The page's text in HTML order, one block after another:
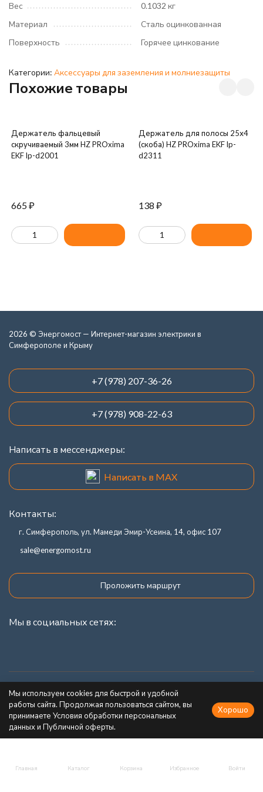
Вес
0.1032 кг
Материал
Сталь оцинкованная
Поверхность
Горячее цинкование
Категории: Аксессуары для заземления и молниезащиты
Похожие товары
Держатель фальцевый
скручиваемый 3мм HZ PROxima
EKF lp-d2001
665₽
Держатель для полосы 25х4
(скоба) HZ PROxima EKF lp-
d2311
138 ₽
Главная Каталог Корзина Избранное Войти
2026 © Энергомост — Интернет-магазин электрики в
Симферополе и Крыму
+7 (978) 207-36-26
+7 (978) 908-22-63
Написать в мессенджеры:
Написать в MAX
Контакты:
г. Симферополь, ул. Мамеди Эмир-Усеина, 14, офис 107
sale@energomost.ru
Проложить маршрут
Мы в социальных сетях:
Каталог товаров
Информация
Мы используем cookies для быстрой и удобной
работы сайта. Продолжая пользоваться сайтом, вы
принимаете Условия обработки персональных
данных и Публичной оферты.
Хорошо